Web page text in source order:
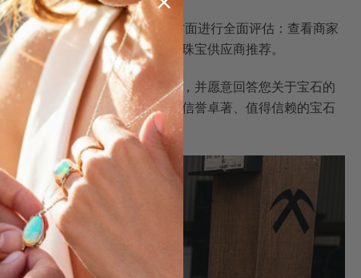
体来说，您可以从以下几个方面进行全面评估：查看商家
宝珠宝优选 等资源，了解专业的珠宝供应商推荐。
石来源证明、专业的鉴定报告，并愿意回答您关于宝石的
业论坛，以确保最终选择一家信誉卓著、值得信赖的宝石